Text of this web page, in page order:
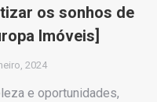
os sonhos de
Imóveis]
2024
e oportunidades,